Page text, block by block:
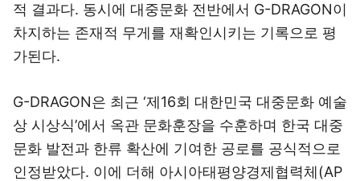
적 결과다. 동시에 대중문화 전반에서 G-DRAGON이
차지하는 존재적 무게를 재확인시키는 기록으로 평
가된다.
G-DRAGON은 최근 ‘제16회 대한민국 대중문화 예술
상 시상식’에서 옥관 문화훈장을 수훈하며 한국 대중
문화 발전과 한류 확산에 기여한 공로를 공식적으로
인정받았다. 이에 더해 아시아태평양경제협력체(AP